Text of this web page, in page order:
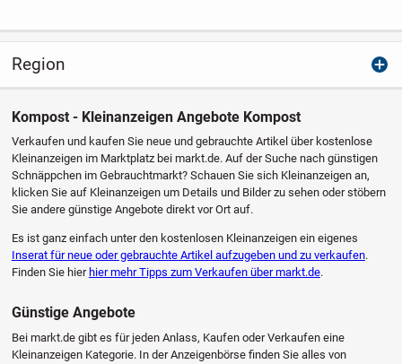
Region
Kompost - Kleinanzeigen Angebote Kompost
Verkaufen und kaufen Sie neue und gebrauchte Artikel über kostenlose
Kleinanzeigen im Marktplatz bei markt.de. Auf der Suche nach günstigen
Schnäppchen im Gebrauchtmarkt? Schauen Sie sich Kleinanzeigen an,
klicken Sie auf Kleinanzeigen um Details und Bilder zu sehen oder stöbern
Sie andere günstige Angebote direkt vor Ort auf.
Es ist ganz einfach unter den kostenlosen Kleinanzeigen ein eigenes
Inserat für neue oder gebrauchte Artikel aufzugeben und zu verkaufen.
Finden Sie hier hier mehr Tipps zum Verkaufen über markt.de.
Günstige Angebote
Bei markt.de gibt es für jeden Anlass, Kaufen oder Verkaufen eine
Kleinanzeigen Kategorie. In der Anzeigenbörse finden Sie alles von